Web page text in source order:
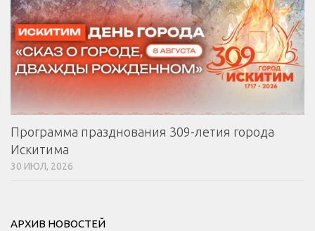
Программа празднования 309-летия города
Искитима
30 ИЮЛ, 2026
АРХИВ НОВОСТЕЙ